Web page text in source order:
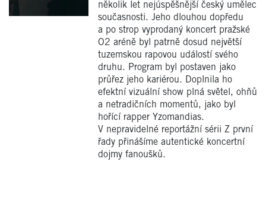
několik let nejúspěšnější český umělec
současnosti. Jeho dlouhou dopředu
a po strop vyprodaný koncert pražské
O2 aréně byl patrně dosud největší
tuzemskou rapovou událostí svého
druhu. Program byl postaven jako
průřez jeho kariérou. Doplnila ho
efektní vizuální show plná světel, ohňů
a netradičních momentů, jako byl
hořící rapper Yzomandias.
V nepravidelné reportážní sérii Z první
řady přinášíme autentické koncertní
dojmy fanoušků.